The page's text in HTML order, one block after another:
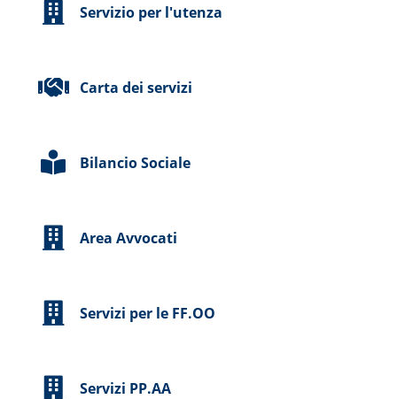
Servizio per l'utenza
Carta dei servizi
Bilancio Sociale
Area Avvocati
Servizi per le FF.OO
Servizi PP.AA